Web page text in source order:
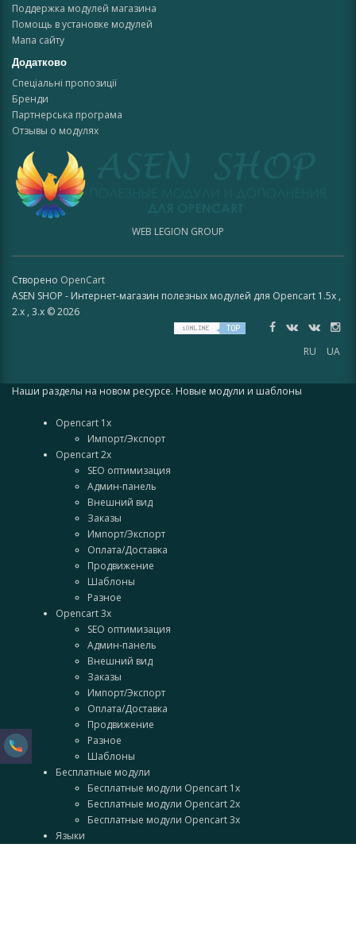
Поддержка модулей магазина
Помощь в установке модулей
Мапа сайту
Додатково
Спеціальні пропозиції
Бренди
Партнерська програма
Отзывы о модулях
WEB LEGION GROUP
Створено OpenCart
ASEN SHOP - Интернет-магазин полезных модулей для Opencart 1.5x ,
2.x , 3.x © 2026
RU UA
Наши разделы на новом ресурсе. Новые модули и шаблоны
Opencart 1x
Импорт/Экспорт
Opencart 2x
SEO оптимизация
Админ-панель
Внешний вид
Заказы
Импорт/Экспорт
Оплата/Доставка
Продвижение
Шаблоны
Разное
Opencart 3x
SEO оптимизация
Админ-панель
Внешний вид
Заказы
Импорт/Экспорт
Оплата/Доставка
Продвижение
Разное
Шаблоны
Бесплатные модули
Бесплатные модули Opencart 1x
Бесплатные модули Opencart 2x
Бесплатные модули Opencart 3x
Языки